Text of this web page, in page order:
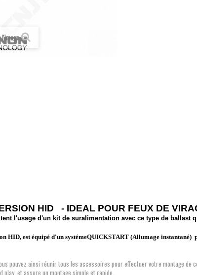
HID - IDEAL POUR FEUX DE
l'usage d'un kit de suralimentation avec ce type de ballast
HID, est équipé d'un systémeQUICKSTART (Allumage instantané)
pouvez ainsi réunir tous les accessoires pour effectuer votre montage de
play, et assure un montage simple et rapide.